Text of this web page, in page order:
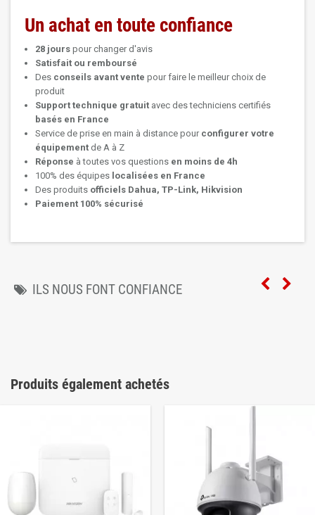
Un achat en toute confiance
28 jours pour changer d'avis
Satisfait ou remboursé
Des conseils avant vente pour faire le meilleur choix de
produit
Support technique gratuit avec des techniciens certifiés
basés en France
Service de prise en main à distance pour configurer votre
équipement de A à Z
Réponse à toutes vos questions en moins de 4h
100% des équipes localisées en France
Des produits officiels Dahua, TP-Link, Hikvision
Paiement 100% sécurisé
ILS NOUS FONT CONFIANCE
Produits également achetés